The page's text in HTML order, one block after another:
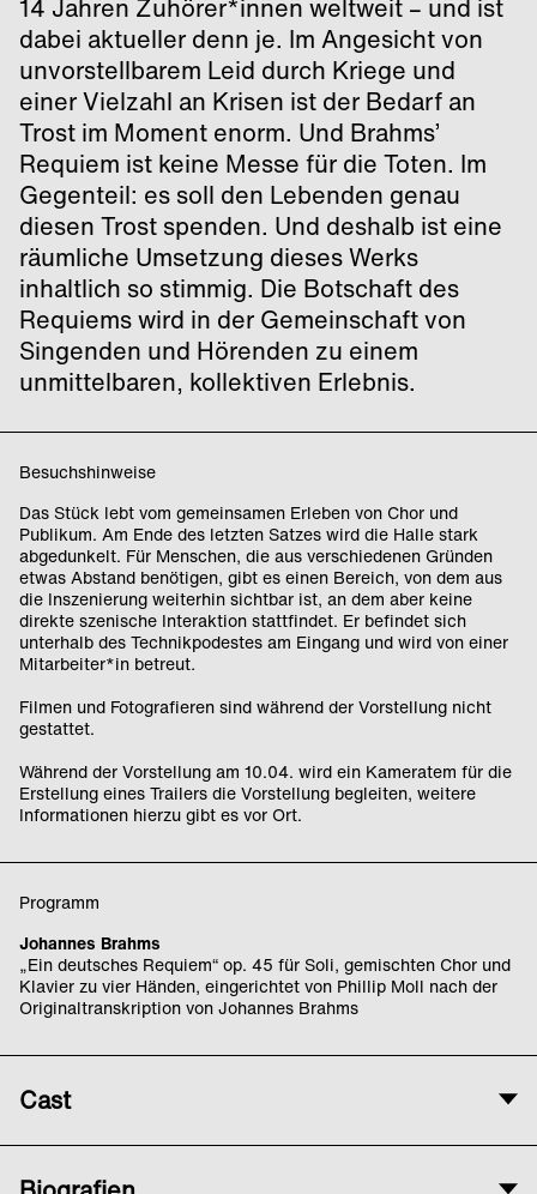
14 Jahren Zuhörer*innen weltweit – und ist
dabei aktueller denn je. Im Angesicht von
unvorstellbarem Leid durch Kriege und
einer Vielzahl an Krisen ist der Bedarf an
Trost im Moment enorm. Und Brahms’
Requiem ist keine Messe für die Toten. Im
Gegenteil: es soll den Lebenden genau
diesen Trost spenden. Und deshalb ist eine
räumliche Umsetzung dieses Werks
inhaltlich so stimmig. Die Botschaft des
Requiems wird in der Gemeinschaft von
Singenden und Hörenden zu einem
unmittelbaren, kollektiven Erlebnis.
Besuchshinweise
Das Stück lebt vom gemeinsamen Erleben von Chor und
Publikum. Am Ende des letzten Satzes wird die Halle stark
abgedunkelt. Für Menschen, die aus verschiedenen Gründen
etwas Abstand benötigen, gibt es einen Bereich, von dem aus
die Inszenierung weiterhin sichtbar ist, an dem aber keine
direkte szenische Interaktion stattfindet. Er befindet sich
unterhalb des Technikpodestes am Eingang und wird von einer
Mitarbeiter*in betreut.
Filmen und Fotografieren sind während der Vorstellung nicht
gestattet.
Während der Vorstellung am 10.04. wird ein Kameratem für die
Erstellung eines Trailers die Vorstellung begleiten, weitere
Informationen hierzu gibt es vor Ort.
Programm
Johannes Brahms
„Ein deutsches Requiem“ op. 45 für Soli, gemischten Chor und
Klavier zu vier Händen, eingerichtet von Phillip Moll nach der
Originaltranskription von Johannes Brahms
Cast